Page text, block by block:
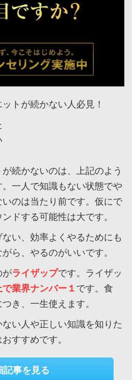
トが続かない人必見！
続かないのは、上記のよう
一人で知識もない状態でや
のは当たり前です。仮にで
ドする可能性は大です。
い、効率よくやるためにも
ら、やるのがいいです。
がライザップです。ライザッ
業界ナンバー１ です。食
き、一生使えます。
い人や正しい知識を知りた
すすめです。
記事を見る